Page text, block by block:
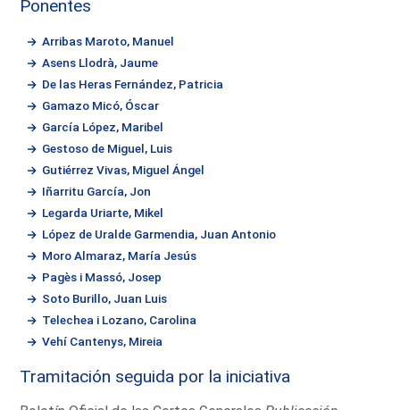
Ponentes
Arribas Maroto, Manuel
Asens Llodrà, Jaume
De las Heras Fernández, Patricia
Gamazo Micó, Óscar
García López, Maribel
Gestoso de Miguel, Luis
Gutiérrez Vivas, Miguel Ángel
Iñarritu García, Jon
Legarda Uriarte, Mikel
López de Uralde Garmendia, Juan Antonio
Moro Almaraz, María Jesús
Pagès i Massó, Josep
Soto Burillo, Juan Luis
Telechea i Lozano, Carolina
Vehí Cantenys, Mireia
Tramitación seguida por la iniciativa